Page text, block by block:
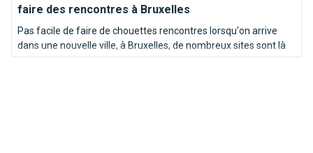
faire des rencontres à Bruxelles
Pas facile de faire de chouettes rencontres lorsqu'on arrive
dans une nouvelle ville, à Bruxelles, de nombreux sites sont là
pour vous aider.